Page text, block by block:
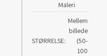
Pihl:
antal
Maleri
STØRRELSE
Mellem
billede
(50-
100